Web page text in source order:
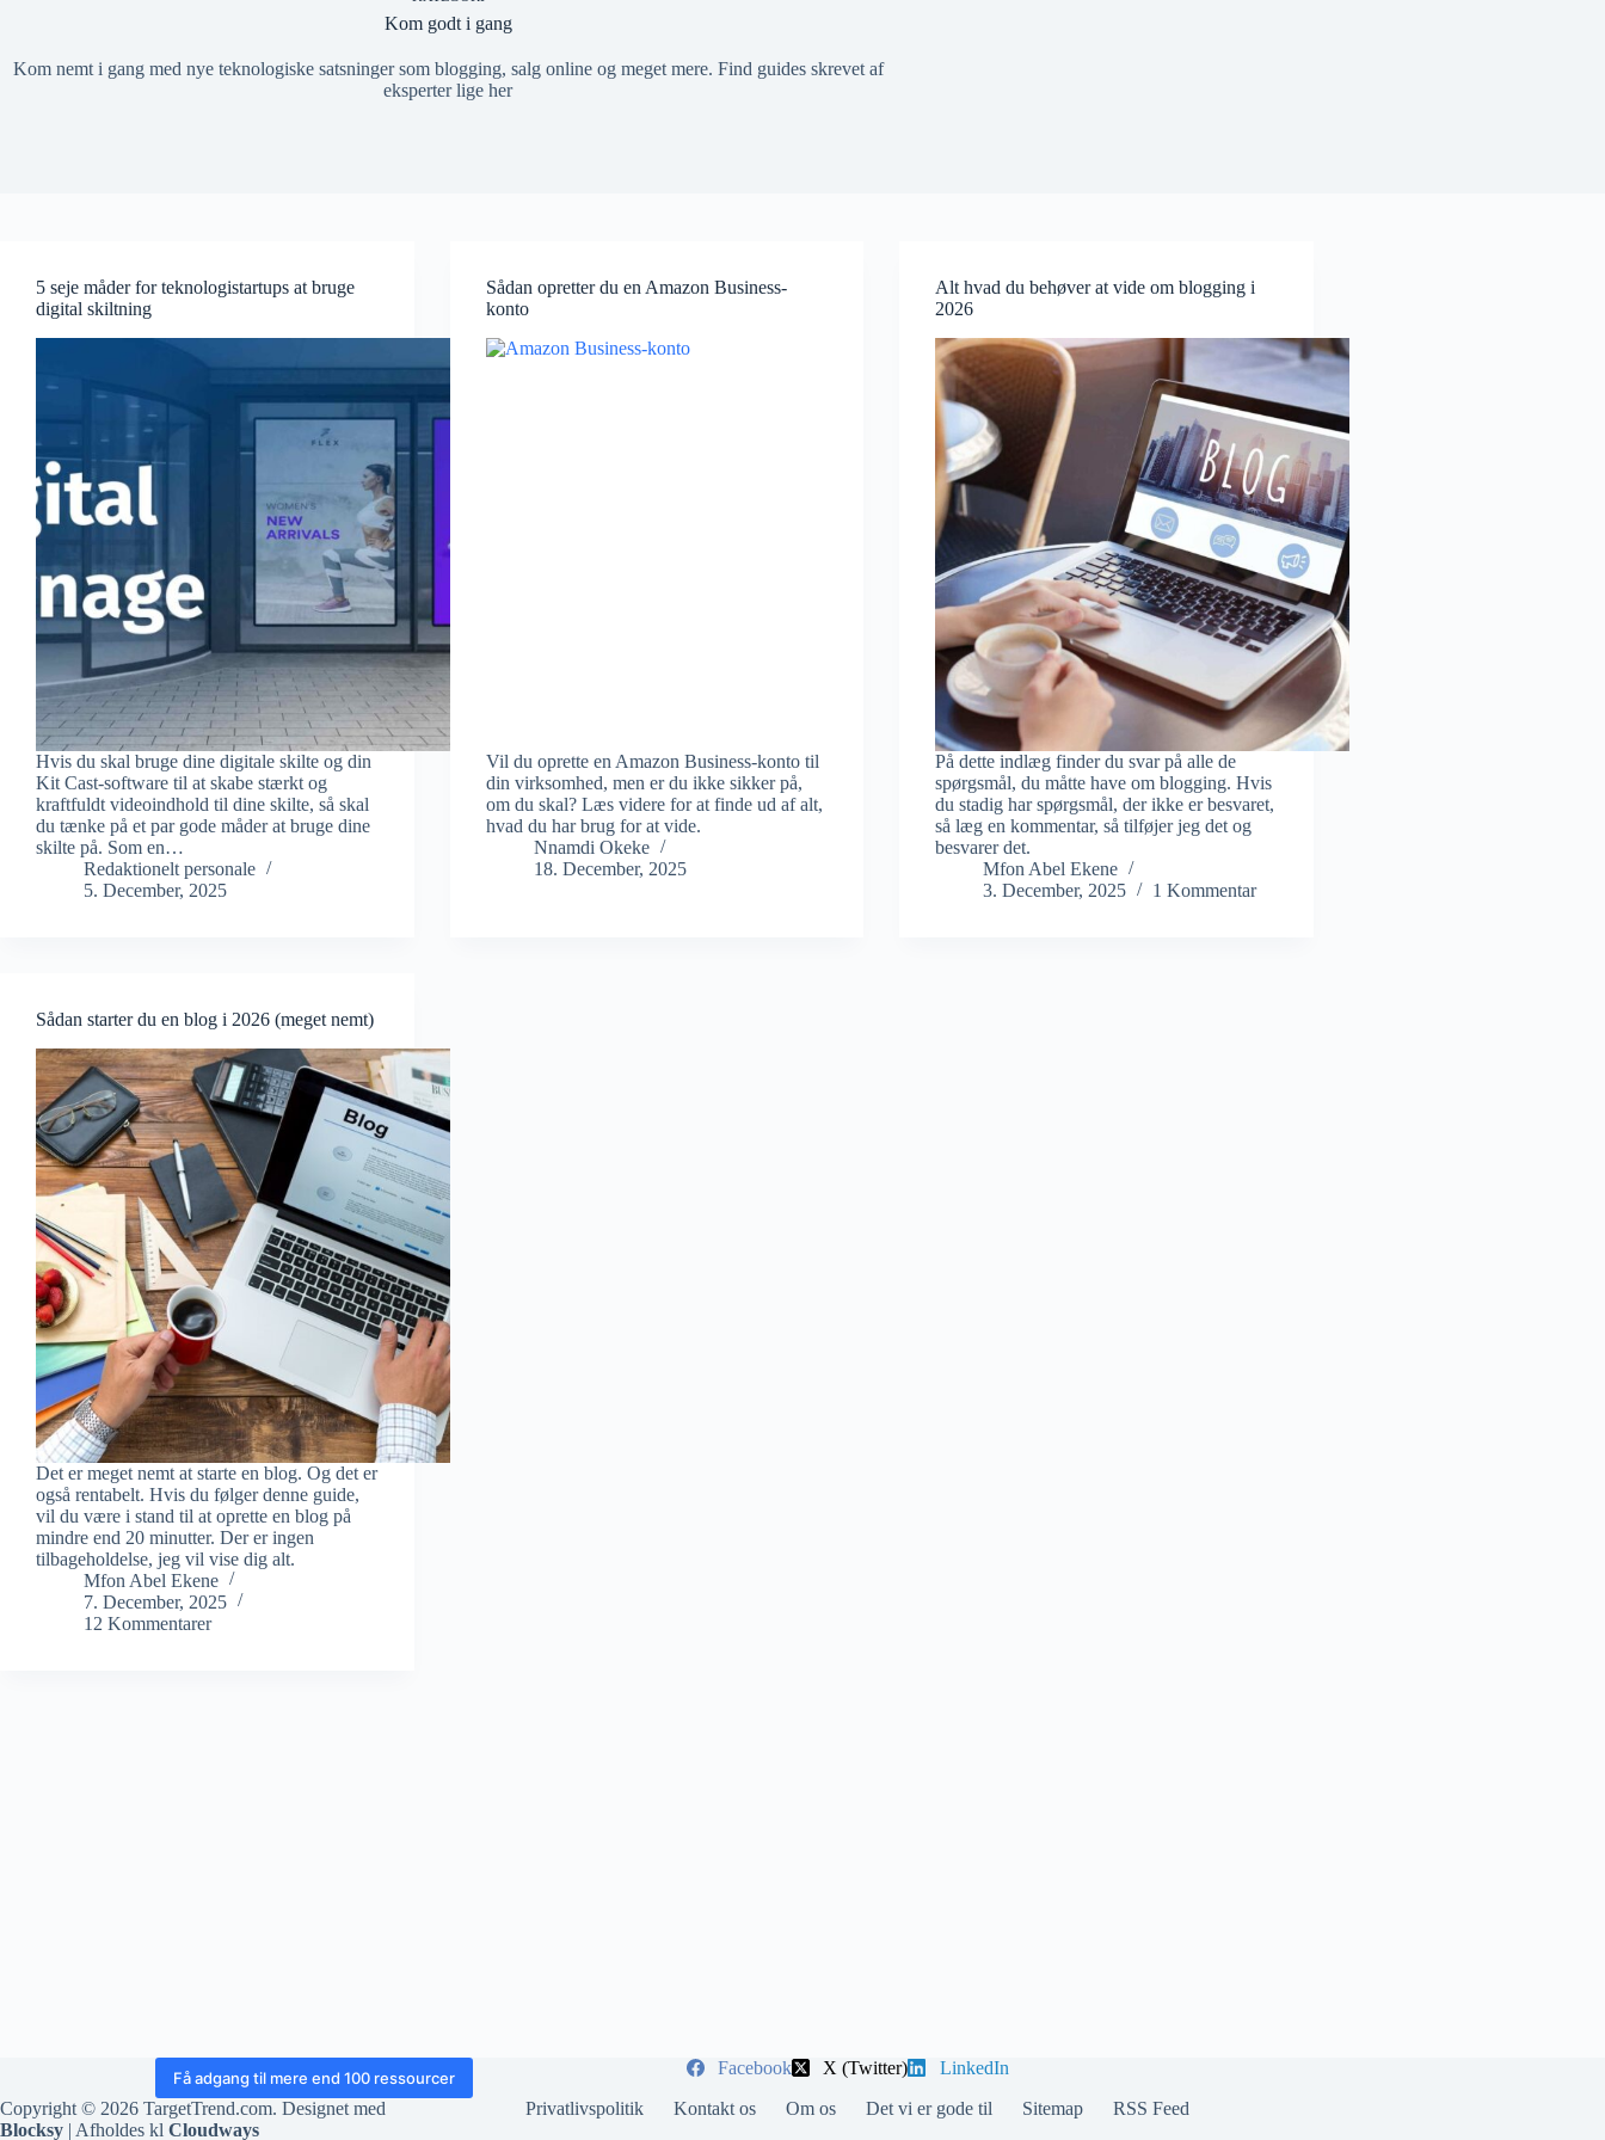
Kom godt i gang
Kom nemt i gang med nye teknologiske satsninger som blogging, salg online og meget mere. Find guides skrevet af
eksperter lige her
5 seje måder for teknologistartups at bruge
digital skiltning
Hvis du skal bruge dine digitale skilte og din
Kit Cast-software til at skabe stærkt og
kraftfuldt videoindhold til dine skilte, så skal
du tænke på et par gode måder at bruge dine
skilte på. Som en…
Redaktionelt personale
5. December, 2025
Sådan opretter du en Amazon Business-
konto
Vil du oprette en Amazon Business-konto til
din virksomhed, men er du ikke sikker på,
om du skal? Læs videre for at finde ud af alt,
hvad du har brug for at vide.
Nnamdi Okeke
18. December, 2025
Alt hvad du behøver at vide om blogging i
2026
På dette indlæg finder du svar på alle de
spørgsmål, du måtte have om blogging. Hvis
du stadig har spørgsmål, der ikke er besvaret,
så læg en kommentar, så tilføjer jeg det og
besvarer det.
Mfon Abel Ekene
3. December, 2025
1 Kommentar
Sådan starter du en blog i 2026 (meget nemt)
Det er meget nemt at starte en blog. Og det er
også rentabelt. Hvis du følger denne guide,
vil du være i stand til at oprette en blog på
mindre end 20 minutter. Der er ingen
tilbageholdelse, jeg vil vise dig alt.
Mfon Abel Ekene
7. December, 2025
12 Kommentarer
Få adgang til mere end 100 ressourcer Facebook X (Twitter)
LinkedIn
Copyright © 2026 TargetTrend.com. Designet med
Blocksy | Afholdes kl Cloudways
Privatlivspolitik Kontakt os Om os Det vi er gode til Sitemap RSS Feed